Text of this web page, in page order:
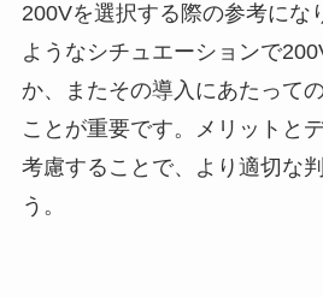
200Vを選択する際の参考にな
ようなシチュエーションで
か、またその導入にあたって
ことが重要です。メリットと
考慮することで、より適切な
う。